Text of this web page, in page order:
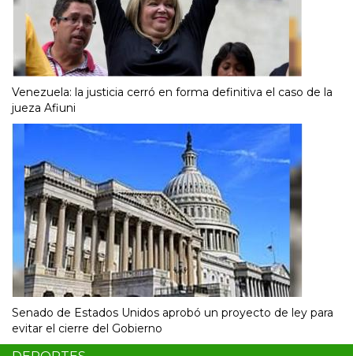
Venezuela: la justicia cerró en forma definitiva el caso de la
jueza Afiuni
Senado de Estados Unidos aprobó un proyecto de ley para
evitar el cierre del Gobierno